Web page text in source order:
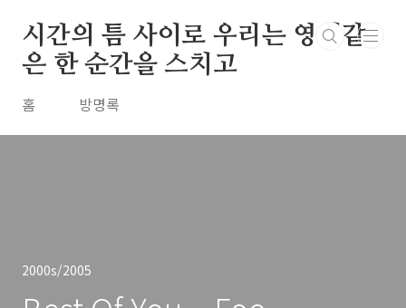
시간의 틈 사이로 우리는 영원같
은 한 순간을 스치고
홈 방명록
2000s/2005